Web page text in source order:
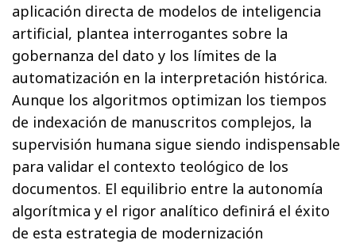
aplicación directa de modelos de inteligencia
artificial, plantea interrogantes sobre la
gobernanza del dato y los límites de la
automatización en la interpretación histórica.
Aunque los algoritmos optimizan los tiempos
de indexación de manuscritos complejos, la
supervisión humana sigue siendo indispensable
para validar el contexto teológico de los
documentos. El equilibrio entre la autonomía
algorítmica y el rigor analítico definirá el éxito
de esta estrategia de modernización